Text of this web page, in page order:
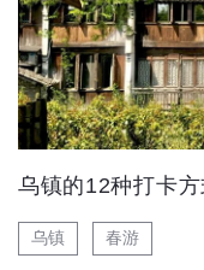
乌镇的12种打卡
乌镇 春游